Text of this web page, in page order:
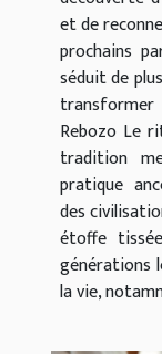
et de
prochains
séduit de
Rebozo Le
tradition
pratique
des
étoffe
générations
la vie,